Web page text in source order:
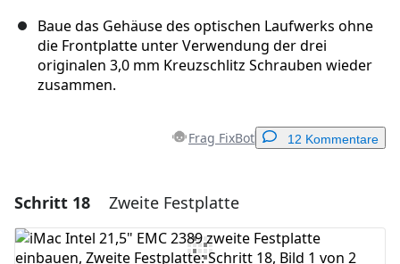
Baue das Gehäuse des optischen Laufwerks ohne
die Frontplatte unter Verwendung der drei
originalen 3,0 mm Kreuzschlitz Schrauben wieder
zusammen.
Frag FixBot 12 Kommentare
Einen Kommentar hinzufügen
Kommentar hinzufügen
Schritt 18 Zweite Festplatte